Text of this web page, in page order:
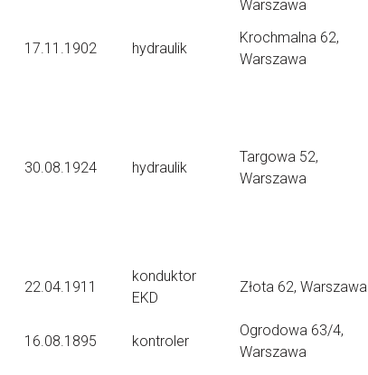
Warszawa
17.11.1902 hydraulik
Krochmalna 62,
Warszawa
30.08.1924 hydraulik
Targowa 52,
Warszawa
22.04.1911
konduktor
EKD
Złota 62, Warszawa
16.08.1895 kontroler
Ogrodowa 63/4,
Warszawa